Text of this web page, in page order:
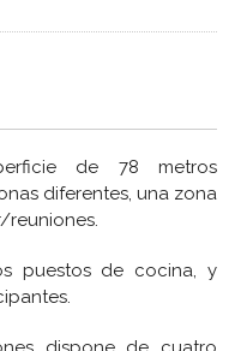
de 78 metros
diferentes, una zona
puestos de cocina, y